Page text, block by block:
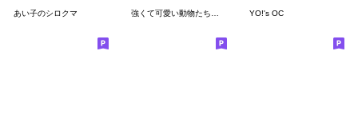
あい子のシロクマ 強くて可愛い動物たちの絵文字 YO!'s OC